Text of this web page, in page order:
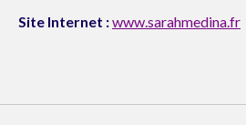
Site Internet :www.sarahmedina.fr